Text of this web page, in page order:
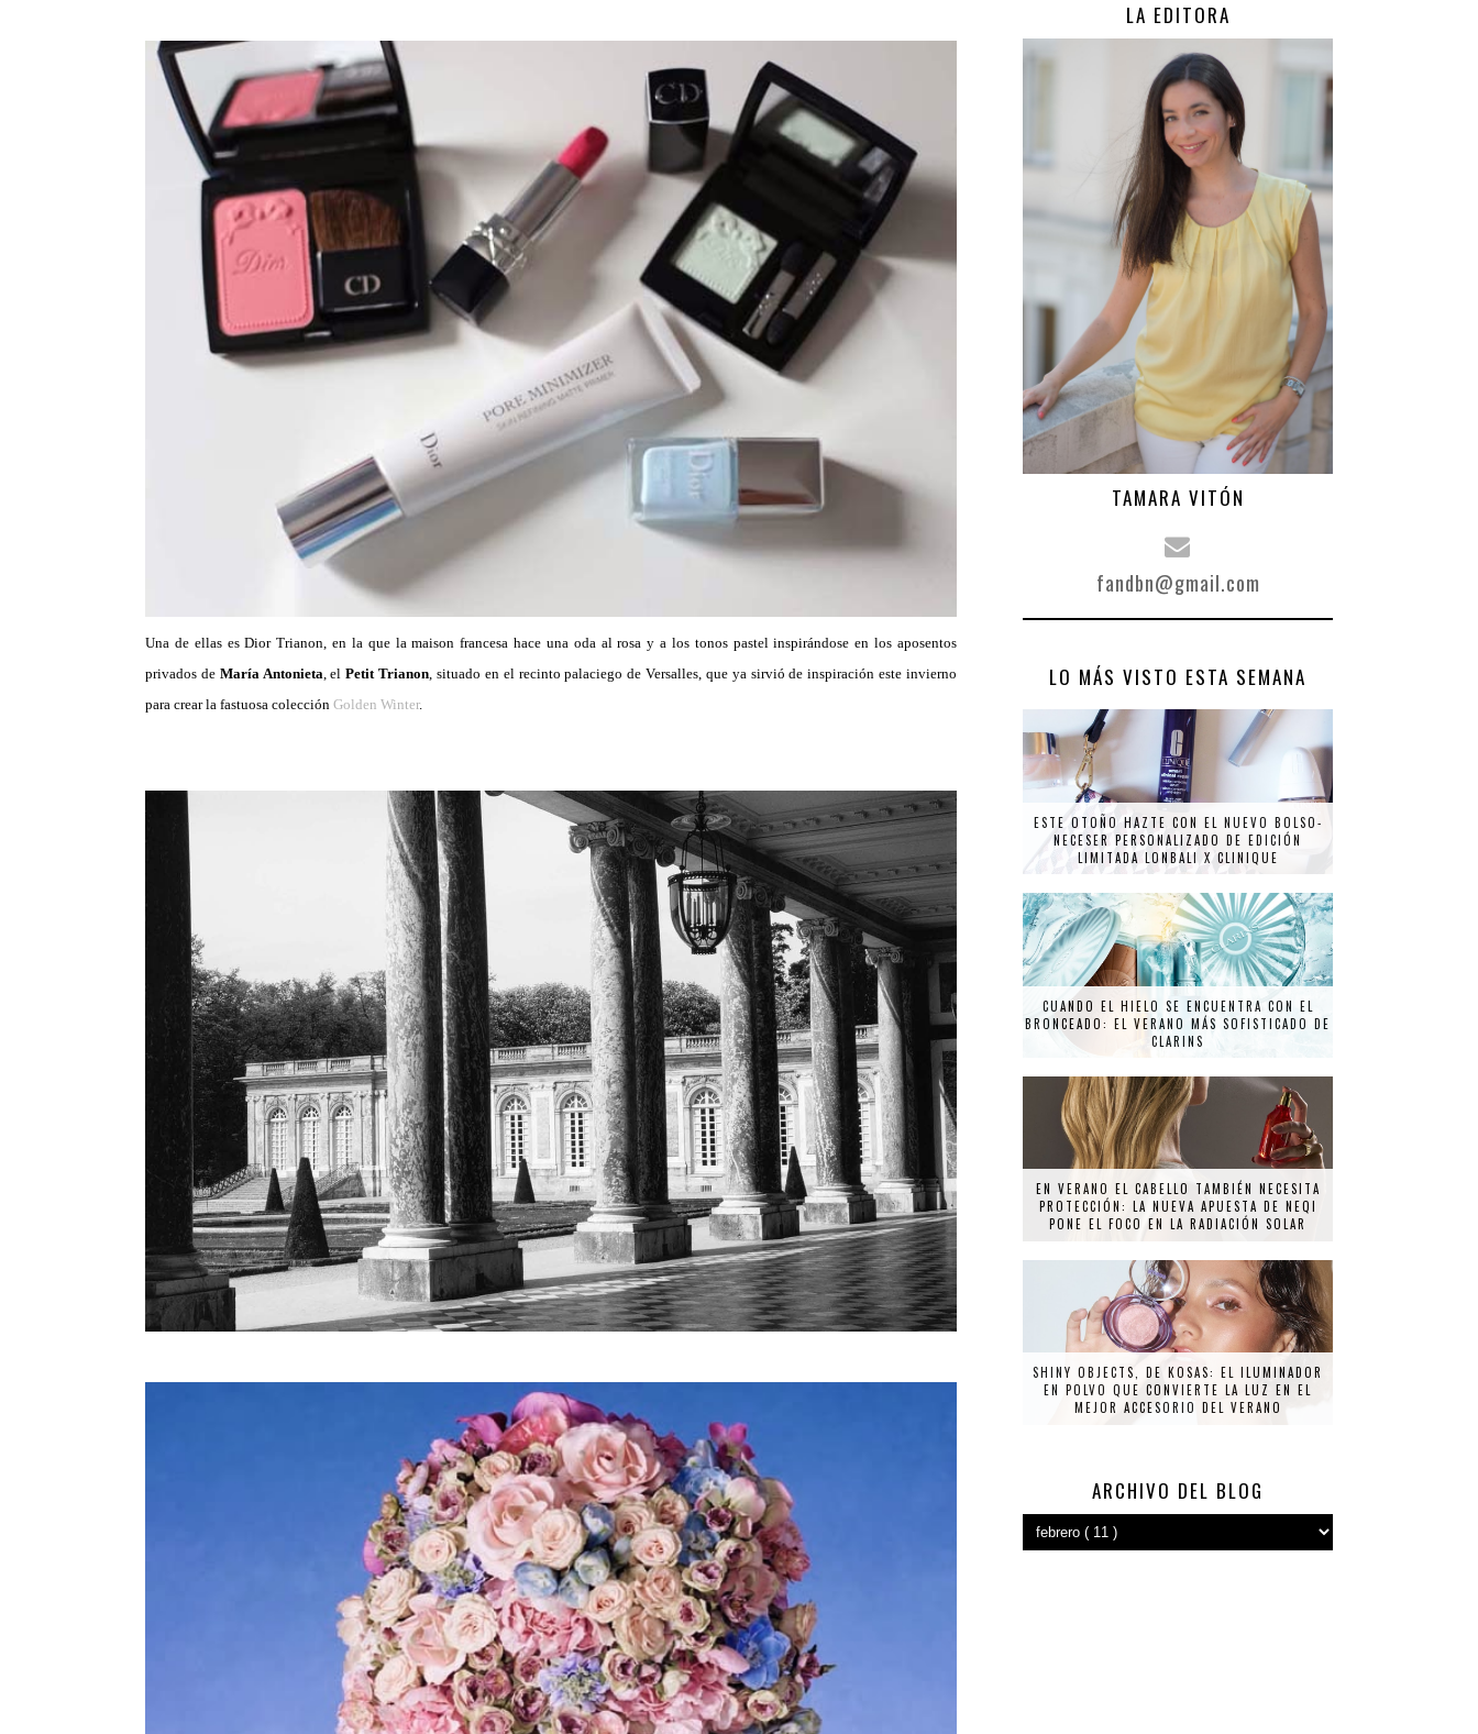
Una de ellas es Dior Trianon, en la que la maison francesa hace una oda al rosa y a los tonos pastel inspirándose en los aposentos
privados de María Antonieta , elPetit Trianon , situado en el recinto palaciego de Versalles, que ya sirvió de inspiración este invierno
para crear la fastuosa colección Golden Winter.
LA EDITORA
TAMARA VITÓN
fandbn@gmail.com
LO MÁS VISTO ESTA SEMANA
ESTE OTOÑO HAZTE CON EL NUEVO BOLSO-
NECESER PERSONALIZADO DE EDICIÓN
LIMITADA LONBALI X CLINIQUE
CUANDO EL HIELO SE ENCUENTRA CON EL
BRONCEADO: EL VERANO MÁS SOFISTICADO DE
CLARINS
EN VERANO EL CABELLO TAMBIÉN NECESITA
PROTECCIÓN: LA NUEVA APUESTA DE NEQI
PONE EL FOCO EN LA RADIACIÓN SOLAR
SHINY OBJECTS, DE KOSAS: EL ILUMINADOR
EN POLVO QUE CONVIERTE LA LUZ EN EL
MEJOR ACCESORIO DEL VERANO
ARCHIVO DEL BLOG